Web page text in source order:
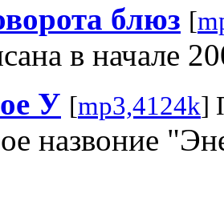
блюз [
в начале
У [mp3,4124k]
назвоние